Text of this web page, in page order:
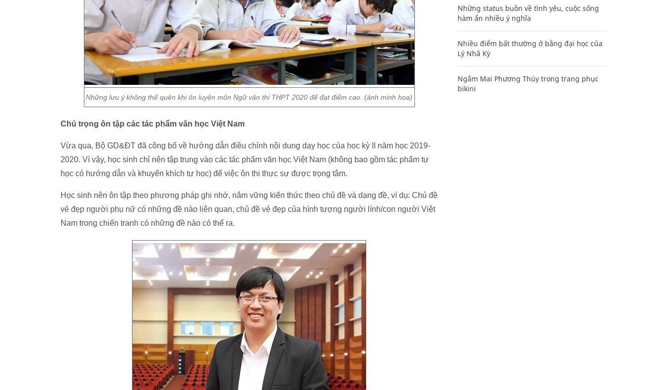
Những lưu ý không thể quên khi ôn luyện môn Ngữ văn thi THPT 2020 để đạt điểm cao. (ảnh minh họa)
Chú trọng ôn tập các tác phẩm văn học Việt Nam
Vừa qua, Bộ GD&ĐT đã công bố về hướng dẫn điều chỉnh nội dung dạy học của học kỳ II năm học 2019-
2020. Vì vậy, học sinh chỉ nên tập trung vào các tác phẩm văn học Việt Nam (không bao gồm tác phẩm tự
học có hướng dẫn và khuyến khích tự học) để việc ôn thi thực sự được trọng tâm.
Học sinh nên ôn tập theo phương pháp ghi nhớ, nắm vững kiến thức theo chủ đề và dạng đề, ví dụ: Chủ đề
vẻ đẹp người phụ nữ có những đề nào liên quan, chủ đề vẻ đẹp của hình tượng người lính/con người Việt
Nam trong chiến tranh có những đề nào có thể ra.
Những status buồn về tình yêu, cuộc sống
hàm ẩn nhiều ý nghĩa
Nhiều điểm bất thường ở bằng đại học của
Lý Nhã Kỳ
Ngắm Mai Phương Thúy trong trang phục
bikini